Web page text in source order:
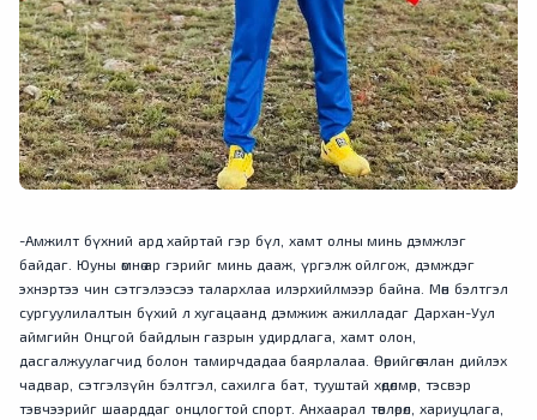
-Амжилт бүхний ард хайртай гэр бүл, хамт олны минь дэмжлэг
байдаг. Юуны өмнө ар гэрийг минь дааж, үргэлж ойлгож, дэмждэг
эхнэртээ чин сэтгэлээсээ талархлаа илэрхийлмээр байна. Мөн бэлтгэл
сургуулилалтын бүхий л хугацаанд дэмжиж ажилладаг Дархан-Уул
аймгийн Онцгой байдлын газрын удирдлага, хамт олон,
дасгалжуулагчид болон тамирчдадаа баярлалаа. Өөрийгөө ялан дийлэх
чадвар, сэтгэлзүйн бэлтгэл, сахилга бат, тууштай хөдөлмөр, тэсвэр
тэвчээрийг шаарддаг онцлогтой спорт. Анхаарал төвлөрөл, хариуцлага,